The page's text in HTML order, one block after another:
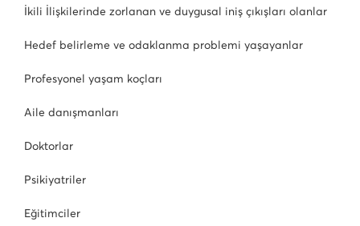
İkili İlişkilerinde zorlanan ve duygusal iniş çıkışları olanlar
Hedef belirleme ve odaklanma problemi yaşayanlar
Profesyonel yaşam koçları
Aile danışmanları
Doktorlar
Psikiyatriler
Eğitimciler